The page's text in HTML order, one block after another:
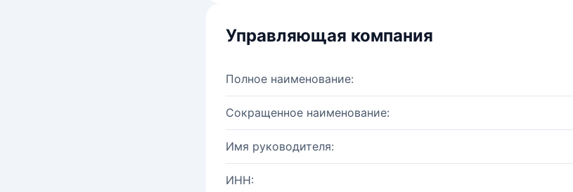
Управляющая компания
Полное наименование:
Сокращенное наименование:
Имя руководителя:
ИНН: